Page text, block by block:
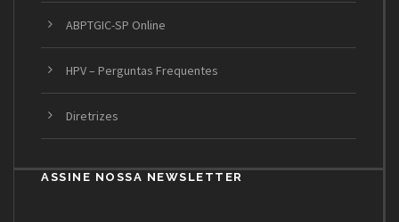
ABPTGIC-SP Online
HPV – Perguntas Frequentes
Diretrizes
ASSINE NOSSA NEWSLETTER